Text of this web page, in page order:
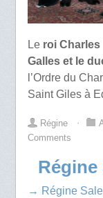
Le roi Charles
Galles et le
l’Ordre du
Saint Giles à
Régine ⋅
Comments
Régine
→ Régine